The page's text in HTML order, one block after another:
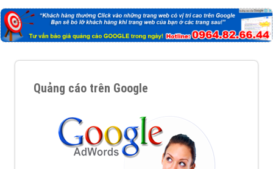
Quảng cáo trên Google